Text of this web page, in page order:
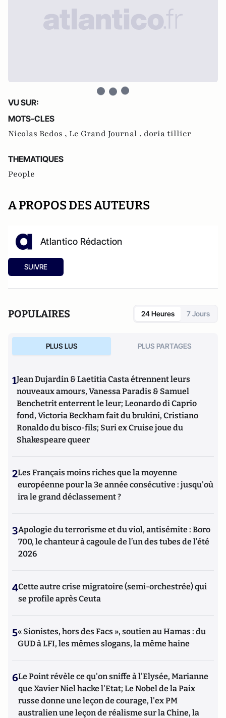
VU SUR:
MOTS-CLES
Nicolas Bedos , Le Grand Journal , doria tillier
THEMATIQUES
People
A PROPOS DES AUTEURS
Atlantico Rédaction
SUIVRE
POPULAIRES 24 Heures 7 Jours
PLUS LUS PLUS PARTAGES
1Jean Dujardin & Laetitia Casta étrennent leurs
nouveaux amours, Vanessa Paradis & Samuel
Benchetrit enterrent le leur; Leonardo di Caprio
fond, Victoria Beckham fait du brukini, Cristiano
Ronaldo du bisco-fils; Suri ex Cruise joue du
Shakespeare queer
2Les Français moins riches que la moyenne
européenne pour la 3e année consécutive : jusqu'où
ira le grand déclassement ?
3Apologie du terrorisme et du viol, antisémite : Boro
700, le chanteur à cagoule de l’un des tubes de l’été
2026
4Cette autre crise migratoire (semi-orchestrée) qui
se profile après Ceuta
5« Sionistes, hors des Facs », soutien au Hamas : du
GUD à LFI, les mêmes slogans, la même haine
6Le Point révèle ce qu'on sniffe à l'Elysée, Marianne
que Xavier Niel hacke l'Etat; Le Nobel de la Paix
russe donne une leçon de courage, l'ex PM
australien une leçon de réalisme sur la Chine, la